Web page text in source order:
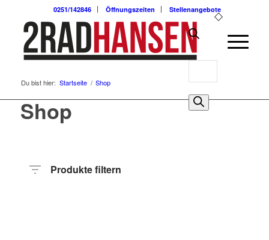
0251/142846 Öffnungszeiten Stellenangebote
0
Du bist hier: Startseite / Shop
Shop
Produkte filtern